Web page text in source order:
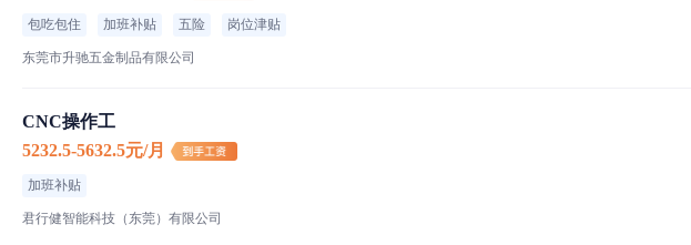
包吃包住 加班补贴 五险 岗位津贴
东莞市升驰五金制品有限公司
CNC操作工
5232.5-5632.5元/月
加班补贴
君行健智能科技（东莞）有限公司